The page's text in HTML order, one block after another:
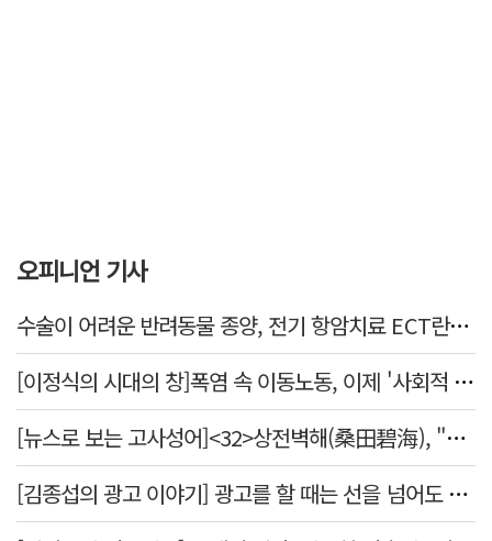
오피니언 기사
수술이 어려운 반려동물 종양, 전기 항암치료 ECT란? [반려동물 건강톡톡]
[이정식의 시대의 창]폭염 속 이동노동, 이제 '사회적 위험 관리'로 전환할 때
[뉴스로 보는 고사성어]<32>상전벽해(桑田碧海), "뽕나무밭이 푸른 바다가 되었다."
[김종섭의 광고 이야기] 광고를 할 때는 선을 넘어도 좋습니다.